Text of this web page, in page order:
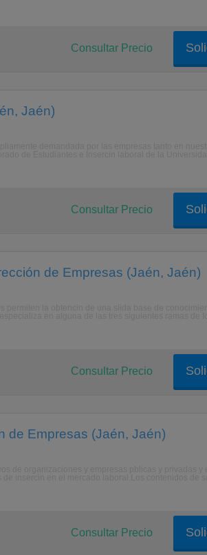
Consultar Precio
Jaén)
Consultar Precio
de Empresas (Jaén, Jaén)
Consultar Precio
de Empresas (Jaén, Jaén)
Consultar Precio